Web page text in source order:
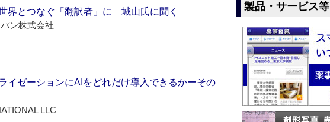
界とつなぐ「翻訳者」に 城山氏に聞く
ン株式会社
イゼーションにAIをどれだけ導入できるかーその
LLC
製品・サービス等